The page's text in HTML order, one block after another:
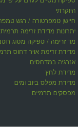
היוקרתי
חיישן טמפרטורה / רגש
יתרונות מדידת זרימה תרמית
מד זרימה / ספיקה מסוג
מדידת זרימת אויר דחוס
אנרגיה במדחסים
מדידת לחץ
מדידת מפלס ביוב ומים
מפסקים תרמיים